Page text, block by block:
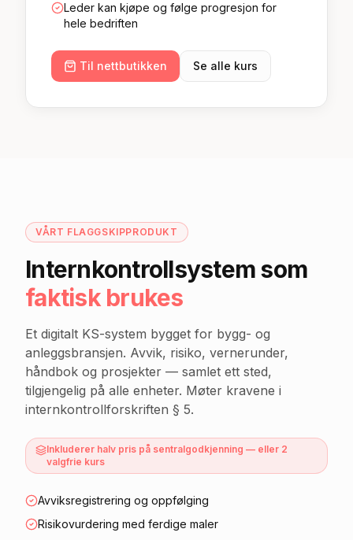
Leder kan kjøpe og følge progresjon for
hele bedriften
Til nettbutikken Se alle kurs
VÅRT FLAGGSKIPPRODUKT
Internkontrollsystem som
faktisk brukes
Et digitalt KS-system bygget for bygg- og
anleggsbransjen. Avvik, risiko, vernerunder,
håndbok og prosjekter — samlet ett sted,
tilgjengelig på alle enheter. Møter kravene i
internkontrollforskriften § 5.
Inkluderer halv pris på sentralgodkjenning — eller 2
valgfrie kurs
Avviksregistrering og oppfølging
Risikovurdering med ferdige maler